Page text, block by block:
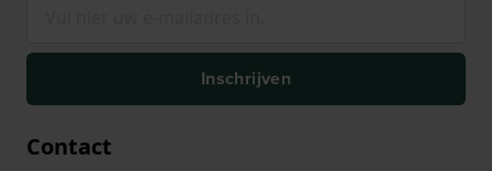
Inschrijven
Contact